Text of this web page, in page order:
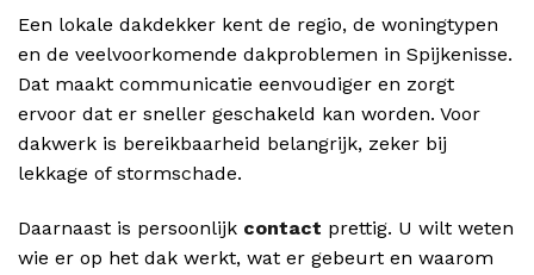
Een lokale dakdekker kent de regio, de woningtypen
en de veelvoorkomende dakproblemen in Spijkenisse.
Dat maakt communicatie eenvoudiger en zorgt
ervoor dat er sneller geschakeld kan worden. Voor
dakwerk is bereikbaarheid belangrijk, zeker bij
lekkage of stormschade.
Daarnaast is persoonlijk contact prettig. U wilt weten
wie er op het dak werkt, wat er gebeurt en waarom